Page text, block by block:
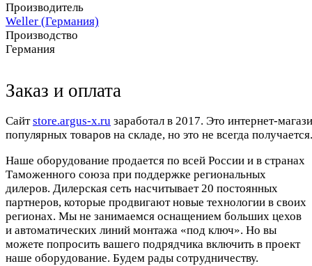
Производитель
Weller (Германия)
Производство
Германия
Заказ и оплата
Cайтstore.argus-x.ru заработал в 2017. Это интернет-
популярных товаров на складе, но это не всегда
Наше оборудование продается по всей России и в странах
Таможенного союза при поддержке региональных
дилеров. Дилерская сеть насчитывает 20 постоянных
партнеров, которые продвигают новые технологии в своих
регионах. Мы не занимаемся оснащением больших цехов
и автоматических линий монтажа «под ключ». Но вы
можете попросить вашего подрядчика включить в проект
наше оборудование. Будем рады сотрудничеству.